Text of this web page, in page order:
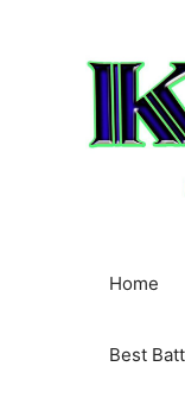
Home
Best